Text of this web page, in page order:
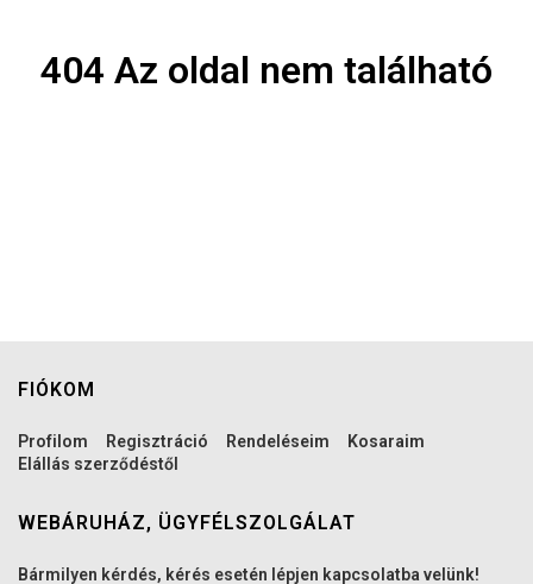
404 Az oldal nem található
FIÓKOM
Profilom Regisztráció Rendeléseim
Kosaraim
Elállás szerződéstől
WEBÁRUHÁZ, ÜGYFÉLSZOLGÁLAT
Bármilyen kérdés, kérés esetén lépjen kapcsolatba velünk!